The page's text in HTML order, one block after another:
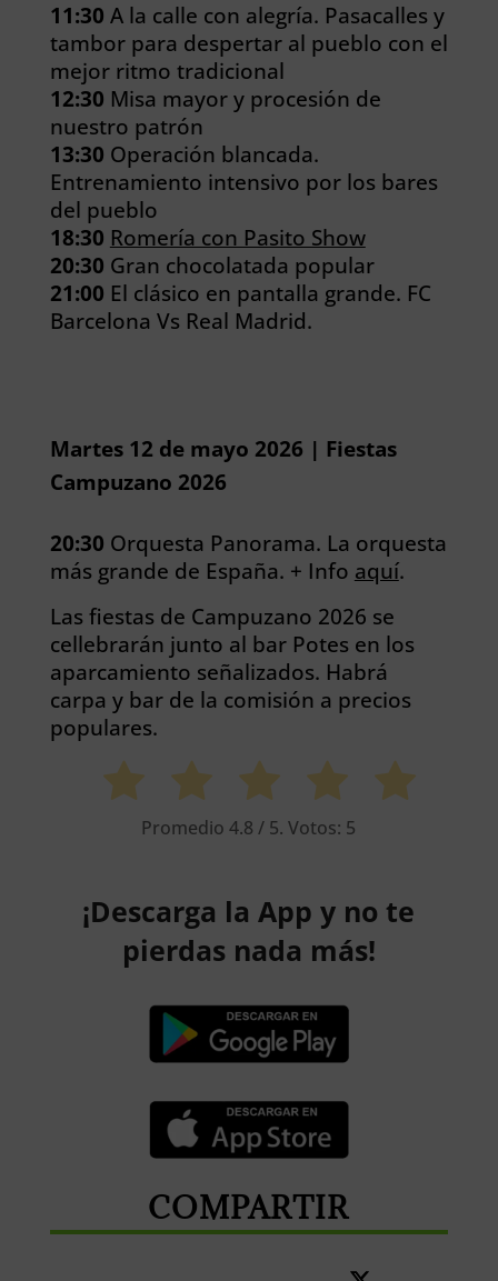
11:30 A la calle con alegría. Pasacalles y
tambor para despertar al pueblo con el
mejor ritmo tradicional
12:30 Misa mayor y procesión de
nuestro patrón
13:30 Operación blancada.
Entrenamiento intensivo por los bares
del pueblo
18:30 Romería con Pasito Show
20:30 Gran chocolatada popular
21:00 El clásico en pantalla grande. FC
Barcelona Vs Real Madrid.
Martes 12 de mayo 2026 | Fiestas
Campuzano 2026
20:30 Orquesta Panorama. La orquesta
más grande de España. + Info aquí.
Las fiestas de Campuzano 2026 se
cellebrarán junto al bar Potes en los
aparcamiento señalizados. Habrá
carpa y bar de la comisión a precios
populares.
Promedio4.8 / 5. Votos: 5
¡Descarga la App y no te
pierdas nada más!
COMPARTIR